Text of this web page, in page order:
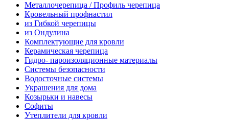
Металлочерепица / Профиль черепица
Кровельный профнастил
из Гибкой черепицы
из Ондулина
Комплектующие для кровли
Керамическая черепица
Гидро- пароизоляционные материалы
Системы безопасности
Водосточные системы
Украшения для дома
Козырьки и навесы
Софиты
Утеплители для кровли